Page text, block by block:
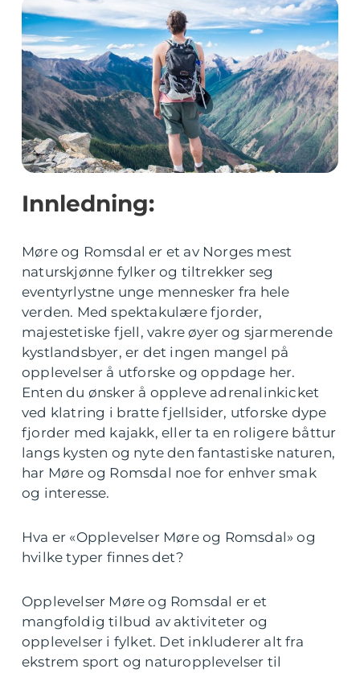
Innledning:
Møre og Romsdal er et av Norges mest
naturskjønne fylker og tiltrekker seg
eventyrlystne unge mennesker fra hele
verden. Med spektakulære fjorder,
majestetiske fjell, vakre øyer og sjarmerende
kystlandsbyer, er det ingen mangel på
opplevelser å utforske og oppdage her.
Enten du ønsker å oppleve adrenalinkicket
ved klatring i bratte fjellsider, utforske dype
fjorder med kajakk, eller ta en roligere båttur
langs kysten og nyte den fantastiske naturen,
har Møre og Romsdal noe for enhver smak
og interesse.
Hva er «Opplevelser Møre og Romsdal» og
hvilke typer finnes det?
Opplevelser Møre og Romsdal er et
mangfoldig tilbud av aktiviteter og
opplevelser i fylket. Det inkluderer alt fra
ekstrem sport og naturopplevelser til